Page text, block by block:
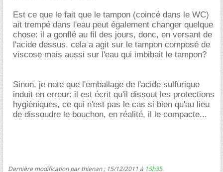
Est ce que le fait que le tampon (coincé dans le WC)
ait trempé dans l'eau peut également changer quelque
chose: il a gonflé au fil des jours, donc, en versant de
l'acide dessus, cela a agit sur le tampon composé de
viscose mais aussi sur l'eau qui imbibait le tampon?
Sinon, je note que l'emballage de l'acide sulfurique
induit en erreur: il est écrit qu'il dissout les protections
hygiéniques, ce qui n'est pas le cas si bien qu'au lieu
de dissoudre le bouchon, en réalité, il le compacte...
Dernière modification par thienan ; 15/12/2011 à 15h35.